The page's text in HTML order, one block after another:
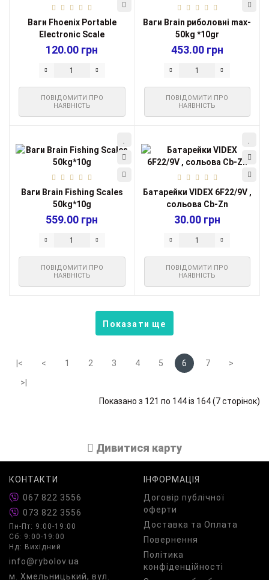
Ваги Fhoenix Portable
Electronic Scale
120.00 грн
ПОВІДОМИТИ ПРО
НАЯВНІСТЬ
Ваги Brain риболовні max-
50kg *10gr
453.00 грн
ПОВІДОМИТИ ПРО
НАЯВНІСТЬ
Ваги Brain Fishing Scales
50kg*10g
559.00 грн
ПОВІДОМИТИ ПРО
НАЯВНІСТЬ
Батарейки VIDEX 6F22/9V ,
сольова Cb-Zn
30.00 грн
ПОВІДОМИТИ ПРО
НАЯВНІСТЬ
Показати ще
|< < 1 2 3 4 5 6 7
>
>|
Показано з 121 по 144 із 164 (7 сторінок)
Дивитися карту
КОНТАКТИ
067 822 3556
073 822 3556
Пн-Пт: 9:00-19:00
Сб: 9:00-19:00
Нд: Вихідний
info@rybolov.ua
м. Хмельницький, вул.
ІНФОРМАЦІЯ
Договір публічної
оферти
Доставка та Оплата
Повернення
Політика
конфіденційності